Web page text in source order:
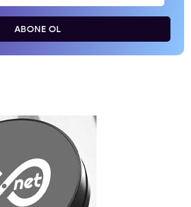
ABONE OL